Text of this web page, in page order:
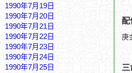
1990年7月19日
1990年7月20日
1990年7月21日
1990年7月22日
1990年7月23日
1990年7月24日
1990年7月25日
庚